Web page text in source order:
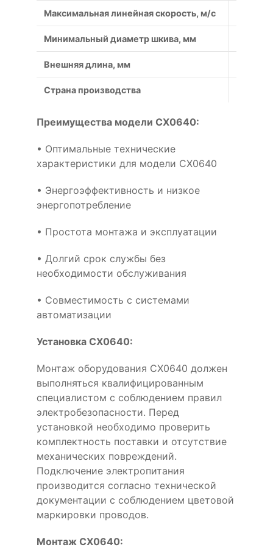
Максимальная линейная скорость, м/с
Минимальный диаметр шкива, мм
Внешняя длина, мм
Страна производства
Преимущества модели CX0640:
• Оптимальные технические
характеристики для модели CX0640
• Энергоэффективность и низкое
энергопотребление
• Простота монтажа и эксплуатации
• Долгий срок службы без
необходимости обслуживания
• Совместимость с системами
автоматизации
Установка CX0640:
Монтаж оборудования CX0640 должен
выполняться квалифицированным
специалистом с соблюдением правил
электробезопасности. Перед
установкой необходимо проверить
комплектность поставки и отсутствие
механических повреждений.
Подключение электропитания
производится согласно технической
документации с соблюдением цветовой
маркировки проводов.
Монтаж CX0640: